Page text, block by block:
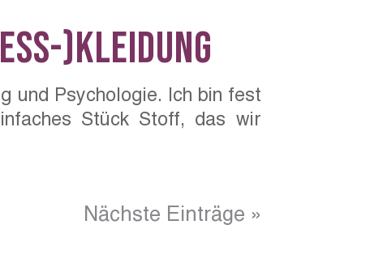
)Kleidung
und Psychologie. Ich bin fest
Stück Stoff, das wir
Nächste Einträge »